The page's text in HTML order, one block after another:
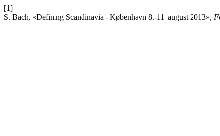
[1]
S. Bach, «Defining Scandinavia - København 8.-11. august 2013»,